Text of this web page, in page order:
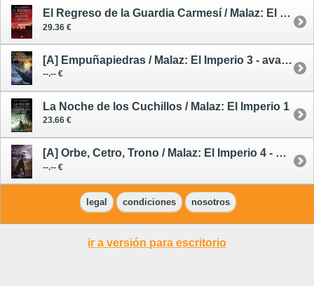
El Regreso de la Guardia Carmesí / Malaz: El Imperio 2
29.36 €
[A] Empuñapiedras / Malaz: El Imperio 3 - avance --/--/26
--.-- €
La Noche de los Cuchillos / Malaz: El Imperio 1
23.66 €
[A] Orbe, Cetro, Trono / Malaz: El Imperio 4 - avance --/--/26
--.-- €
legal condiciones nosotros
ir a versión para escritorio